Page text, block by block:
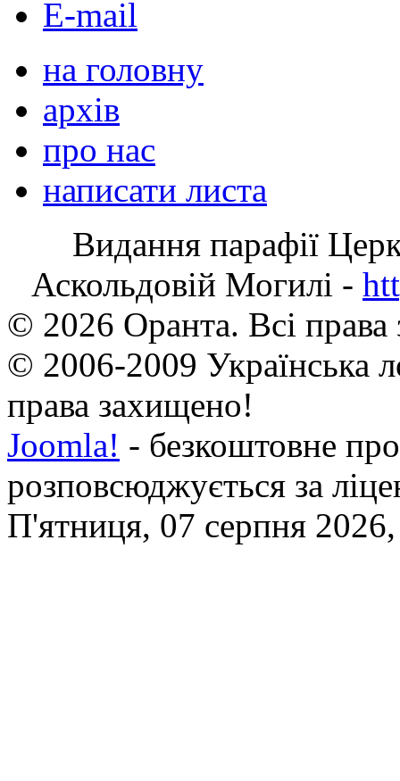
E-mail
на головну
архів
про нас
написати листа
Видання парафії
Аскольдовій Могилі -
© 2026 Оранта. Всі
© 2006-2009 Українська
права захищено!
Joomla! - безкоштовне
розповсюджується за
П'ятниця, 07 серпня